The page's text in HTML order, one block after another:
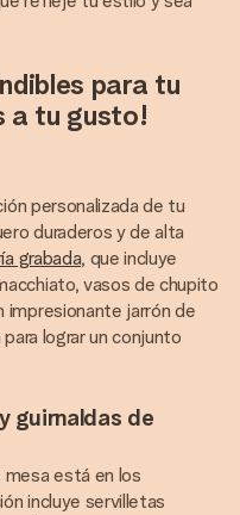
para tu
a tu gusto!
personalizada de tu
duraderos y de alta
grabada, que incluye
vasos de chupito
impresionante jarrón de
lograr un conjunto
guirnaldas de
mesa está en los
incluye servilletas